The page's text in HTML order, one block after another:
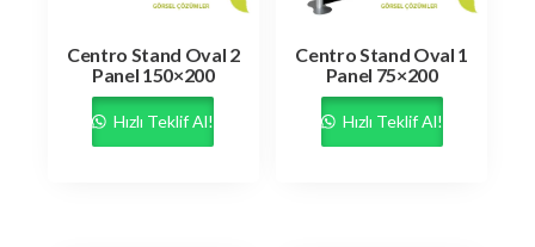
Centro Stand Oval 2
Panel 150×200
Hızlı Teklif Al!
Centro Stand Oval 1
Panel 75×200
Hızlı Teklif Al!